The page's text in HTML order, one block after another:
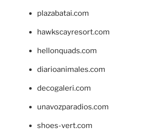
plazabatai.com
hawkscayresort.com
hellonquads.com
diarioanimales.com
decogaleri.com
unavozparadios.com
shoes-vert.com